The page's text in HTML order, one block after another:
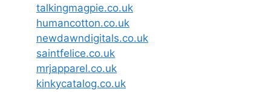
talkingmagpie.co.uk
humancotton.co.uk
newdawndigitals.co.uk
saintfelice.co.uk
mrjapparel.co.uk
kinkycatalog.co.uk